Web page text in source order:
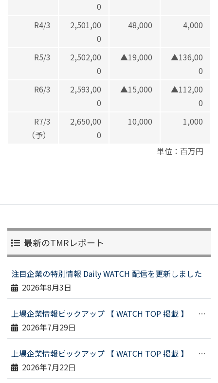
0
R4/3
2,501,00
0
48,000 4,000
R5/3
2,502,00
0
▲19,000
▲136,00
0
R6/3
2,593,00
0
▲15,000
▲112,00
0
R7/3
（予）
2,650,00
0
10,000 1,000
単位：百万円
最新のTMRレポート
注目企業の特別情報 Daily WATCH 配信を更新しました
2026年8月3日
上場企業情報ピックアップ 【 WATCH TOP 掲載 】 （令和８年７月２３日配信）
2026年7月29日
上場企業情報ピックアップ 【 WATCH TOP 掲載 】 （令和８年７月１６日配信）
2026年7月22日